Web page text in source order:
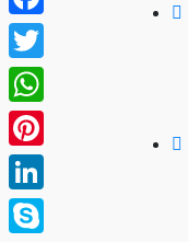
Facebook
Twitter
WhatsApp
Pinterest
LinkedIn